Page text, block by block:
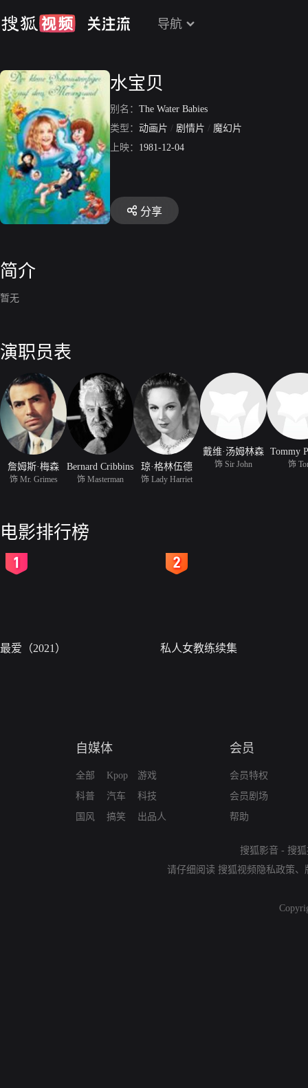
导航
水宝贝
别名： The Water Babies
类型： 动画片 / 剧情片 / 魔幻片
上映： 1981-12-04
分享
简介
暂无
演职员表
詹姆斯·梅森
饰 Mr. Grimes
Bernard Cribbins
饰 Masterman
琼·格林伍德
饰 Lady Harriet
戴维·汤姆林森
饰 Sir John
Tommy
饰
电影排行榜
最爱（2021） 私人女教练续集
自媒体
全部
科普
国风
Kpop
汽车
搞笑
游戏
科技
出品人
会员
会员特权
会员剧场
帮助
搜狐影音 - 搜
请仔细阅读 搜狐视频隐私政策、